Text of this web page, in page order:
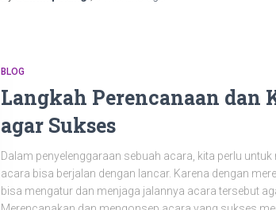
BLOG
Langkah Perencanaan dan
agar Sukses
Dalam penyelenggaraan sebuah acara, kita perlu
acara bisa berjalan dengan lancar. Karena dengan
bisa mengatur dan menjaga jalannya acara tersebut